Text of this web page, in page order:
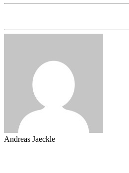
Andreas Jaeckle